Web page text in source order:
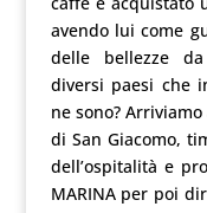
avendo lui come
delle bellezze
diversi paesi che
ne sono? Arriviamo
di San Giacomo,
dell’ospitalità e
MARINA per poi